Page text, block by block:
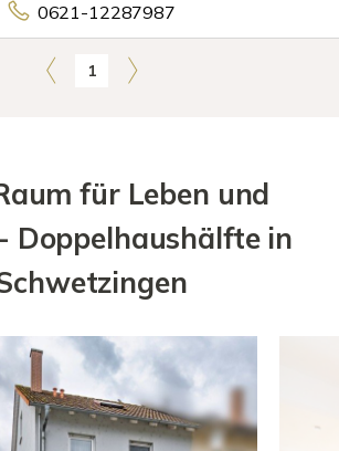
0621-12287987
1
für Leben und
Doppelhaushälfte in